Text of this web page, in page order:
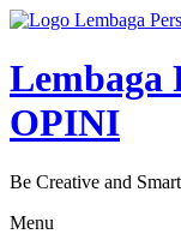
Lompat
konten
Lembaga
OPINI
Be Creative and
Menu